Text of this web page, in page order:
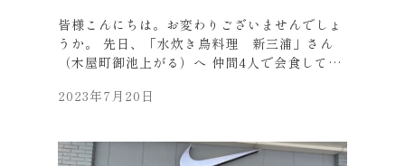
皆様こんにちは。お変わりございませんでしょ
うか。 先日、「水炊き鳥料理 新三浦」さん
（木屋町御池上がる）へ 仲間4人で会食してま
ると 古風な門構えのお店が出現。 雨予報にも
した。 他府県の仲間達で、コロナ禍には来れま
せんでしたが、 念願の川床に皆大喜び！！ 鴨
2023年7月20日